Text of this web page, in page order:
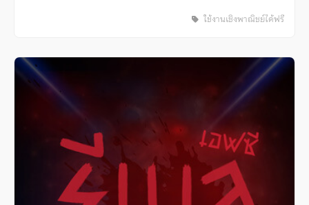
ใช้งานเชิงพาณิชย์ได้ฟรี